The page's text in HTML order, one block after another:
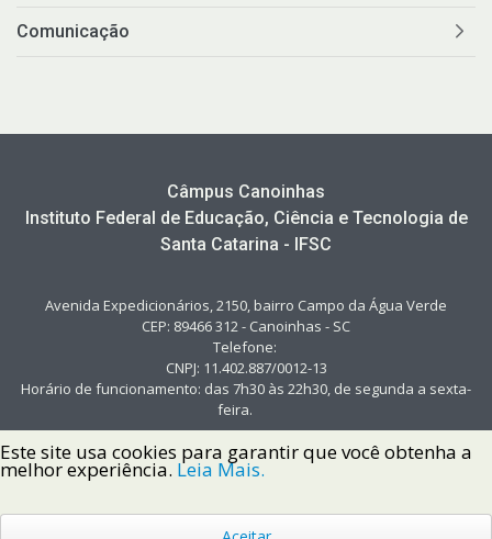
Comunicação
Câmpus Canoinhas
Instituto Federal de Educação, Ciência e Tecnologia de
Santa Catarina - IFSC
Avenida Expedicionários, 2150, bairro Campo da Água Verde
CEP: 89466 312 - Canoinhas - SC
Telefone:
CNPJ: 11.402.887/0012-13
Horário de funcionamento: das 7h30 às 22h30, de segunda a sexta-
feira.
Este site usa cookies para garantir que você obtenha a
melhor experiência. Leia Mais.